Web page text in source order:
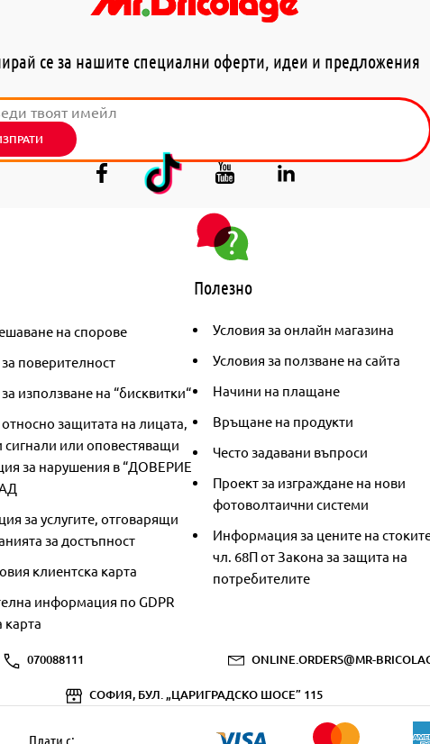
се за нашите специални оферти, идеи и предложения
на спорове
поверителност
използване на “бисквитки“
защитата на лицата,
или оповестяващи
за нарушения в “ДОВЕРИЕ
за услугите, отговарящи
за достъпност
клиентска карта
информация по GDPR
карта
Полезно
Условия за онлайн магазина
Условия за ползване на сайта
Начини на плащане
Връщане на продукти
Често задавани въпроси
Проект за изграждане на нови
фотоволтаични системи
Информация за цените на
чл. 68П от Закона за защита на
потребителите
070088111 ONLINE.ORDERS@MR-
СОФИЯ, БУЛ. „ЦАРИГРАДСКО ШОСЕ” 115
Плати с: